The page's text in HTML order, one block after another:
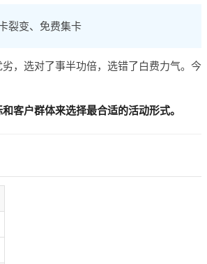
裂变、免费集卡
，选对了事半功倍，选错了白费力气。今
客户群体来选择最合适的活动形式。